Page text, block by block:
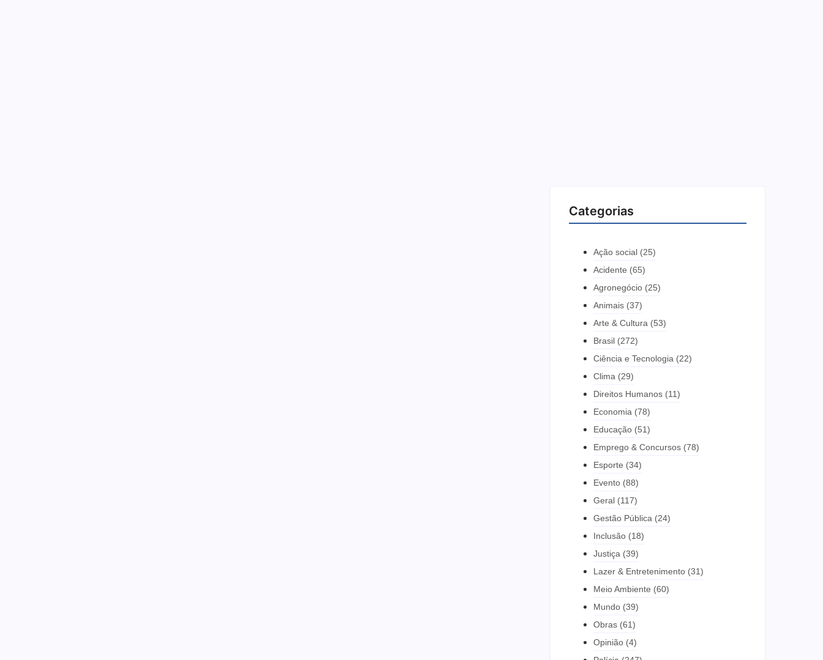
Categorias
Ação social (25)
Acidente (65)
Agronegócio (25)
Animais (37)
Arte & Cultura (53)
Brasil (272)
Ciência e Tecnologia (22)
Clima (29)
Direitos Humanos (11)
Economia (78)
Educação (51)
Emprego & Concursos (78)
Esporte (34)
Evento (88)
Geral (117)
Gestão Pública (24)
Inclusão (18)
Justiça (39)
Lazer & Entretenimento (31)
Meio Ambiente (60)
Mundo (39)
Obras (61)
Opinião (4)